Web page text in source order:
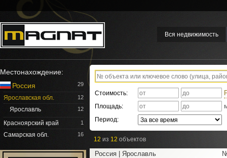
Вся недвижимость
Местонахождение:
Россия
29
Ярославская обл. 12
Ярославль 12
Красноярский край 1
Самарская обл. 16
Стоимость:
Площадь:
Период:
12 из 12 объектов
Россия | Ярославль